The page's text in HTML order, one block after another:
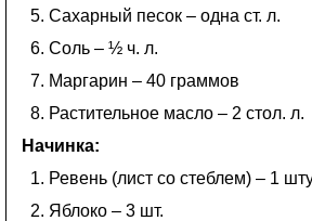
Сахарный песок – одна ст. л.
Соль – ½ ч. л.
Маргарин – 40 граммов
Растительное масло – 2 стол. л.
Начинка:
Ревень (лист со стеблем) – 1
Яблоко – 3 шт.